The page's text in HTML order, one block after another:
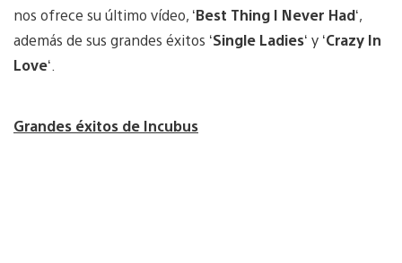
nos ofrece su último vídeo, ‘Best Thing I Never Had‘,
además de sus grandes éxitos ‘Single Ladies‘ y ‘Crazy In
Love‘.
Grandes éxitos de Incubus